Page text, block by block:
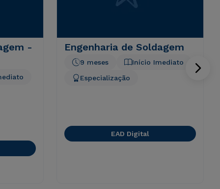
- Engenharia de Soldagem
Início Imediato
9 meses
Especialização
EAD Digital